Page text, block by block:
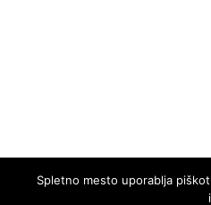
Spletno mesto uporablja